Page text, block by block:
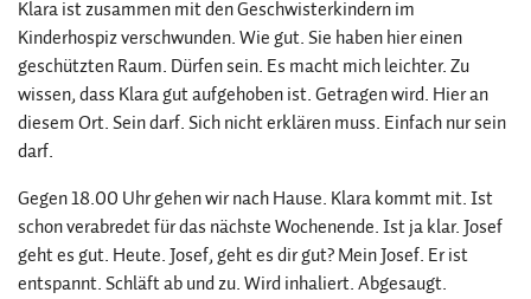
Klara ist zusammen mit den Geschwisterkindern im
Kinderhospiz verschwunden. Wie gut. Sie haben hier einen
geschützten Raum. Dürfen sein. Es macht mich leichter. Zu
wissen, dass Klara gut aufgehoben ist. Getragen wird. Hier an
diesem Ort. Sein darf. Sich nicht erklären muss. Einfach nur sein
darf.
Gegen 18.00 Uhr gehen wir nach Hause. Klara kommt mit. Ist
schon verabredet für das nächste Wochenende. Ist ja klar. Josef
geht es gut. Heute. Josef, geht es dir gut? Mein Josef. Er ist
entspannt. Schläft ab und zu. Wird inhaliert. Abgesaugt.